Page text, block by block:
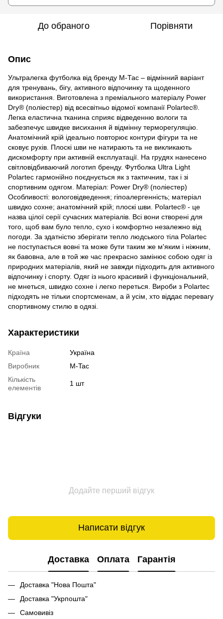
До обраного Порівняти
Опис
Ультралегка футболка від бренду М-Тас – відмінний варіант
для тренувань, бігу, активного відпочинку та щоденного
використання. Виготовлена з преміального матеріалу Power
Dry® (поліестер) від всесвітньо відомої компанії Polartec®.
Легка еластична тканина сприяє відведенню вологи та
забезпечує швидке висихання й відмінну терморегуляцію.
Анатомічний крій ідеально повторює контури фігури та не
сковує рухів. Плоскі шви не натирають та не викликають
дискомфорту при активній експлуатації. На грудях нанесено
світловідбиваючий логотип бренду. Футболка Ultra Light
Polartec гармонійно поєднується як з тактичним, так і зі
спортивним одягом. Матеріал: Power Dry® (поліестер)
Особливості: вологовідведення; гіпоалергенність; матеріал
швидко сохне; анатомічний крій; плоскі шви. Polartec® - це
назва цілої серії сучасних матеріалів. Всі вони створені для
того, щоб вам було тепло, сухо і комфортно незалежно від
погоди. За здатністю зберігати тепло людського тіла Polartec
не поступається вовні та може бути таким же м'яким і ніжним,
як бавовна, але в той же час прекрасно замінює собою одяг із
природних матеріалів, який не завжди підходить для активного
відпочинку і спорту. Одяг із нього красивий і функціональний,
не мнеться, швидко сохне і легко переться. Вироби з Polartec
підходять не тільки спортсменам, а й усім, хто віддає перевагу
спортивному стилю в одязі.
Характеристики
Країна
Україна
Виробник
M-Tac
Кількість
елементів
1 шт
Відгуки
Додайте перший відгук
Написати відгук
Доставка Оплата Гарантія
Доставка "Нова Пошта"
Доставка "Укрпошта"
Самовивіз